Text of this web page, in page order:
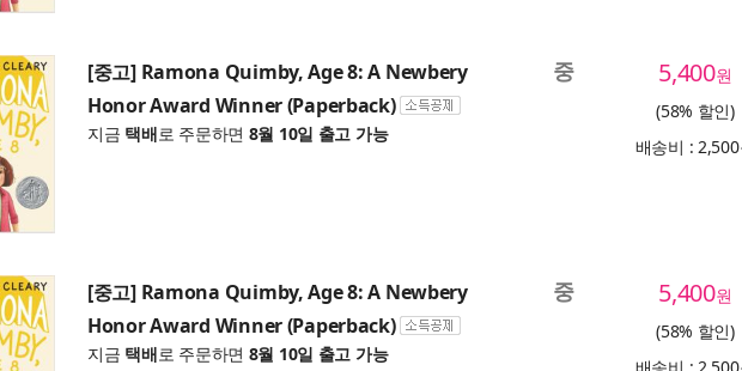
[중고] Ramona Quimby, Age 8: A Newbery
Honor Award Winner (Paperback)
지금 택배로 주문하면 8월 10일 출고 가능
중 5,400원
(58% 할인)
배송비 :
[중고] Ramona Quimby, Age 8: A Newbery
Honor Award Winner (Paperback)
지금 택배로 주문하면 8월 10일 출고 가능
중 5,400원
(58% 할인)